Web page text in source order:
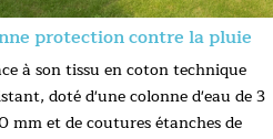
protection contre la pluie
à son tissu en coton technique
doté d'une colonne d'eau de 3
mm et de coutures étanches de